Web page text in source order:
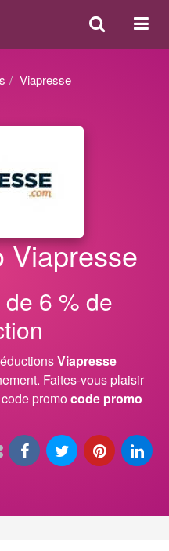
ou
Search
Viapresse
Viapresse
6 % de
Viapresse
Faites-vous plaisir
promocode promo